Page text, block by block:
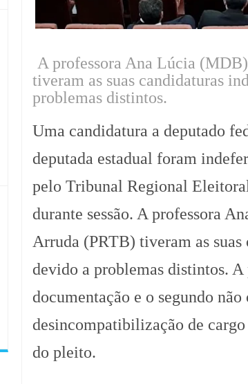
A professora Ana Lúcia
tiveram as suas candidaturas
problemas distintos.
Uma candidatura a deputado
deputada estadual foram
pelo Tribunal Regional
durante sessão. A professora
Arruda (PRTB) tiveram as
devido a problemas distintos.
documentação e o segundo
desincompatibilização de
do pleito.